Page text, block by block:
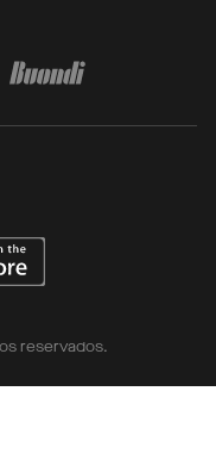
reservados.